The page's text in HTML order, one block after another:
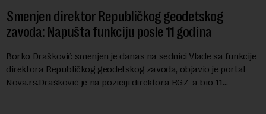
Smenjen direktor Republičkog geodetskog
zavoda: Napušta funkciju posle 11 godina
Borko Drašković smenjen je danas na sednici Vlade sa funkcije
direktora Republičkog geodetskog zavoda, objavio je portal
Nova.rs.Drašković je na poziciji direktora RGZ-a bio 11